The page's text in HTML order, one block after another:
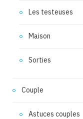
Les testeuses
Maison
Sorties
Couple
Astuces couples